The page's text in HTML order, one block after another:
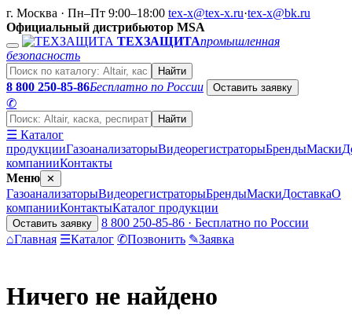
г. Москва · Пн–Пт 9:00–18:00 tex-x@tex-x.ru·tex-x@bk.ru
Официальный дистрибьютор MSA
ТЕХЗАЩИТАпромышленная
безопасность
Найти
8 800 250-85-86Бесплатно по России Оставить заявку
✆
Найти
☰ Каталог
продукцииГазоанализаторыВидеорегистраторыБрендыМаски
компанииКонтакты
Меню ✕
ГазоанализаторыВидеорегистраторыБрендыМаскиДоставкаО
компанииКонтактыКаталог продукции
Оставить заявку
8 800 250-85-86 · Бесплатно по России
⌂Главная ☰Каталог ✆Позвонить ✎Заявка
Ничего не найдено